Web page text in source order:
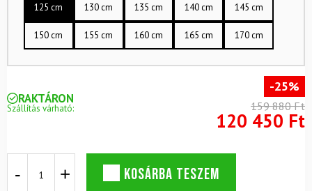
125 cm
130 cm 135 cm 140 cm 145 cm
150 cm 155 cm 160 cm 165 cm 170 cm
RAKTÁRON
Szállítás várható:
-25%
159 880 Ft
120 450 Ft
készlet
KOSÁRBA TESZEM